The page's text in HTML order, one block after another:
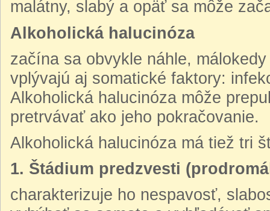
malátny, slabý a opäť sa môže
Alkoholická halucinóza
začína sa obvykle náhle,
vplývajú aj somatické faktory:
Alkoholická halucinóza môže
pretrvávať ako jeho pokračovanie.
Alkoholická halucinóza má tiež tri
1. Štádium predzvesti
charakterizuje ho nespavosť,